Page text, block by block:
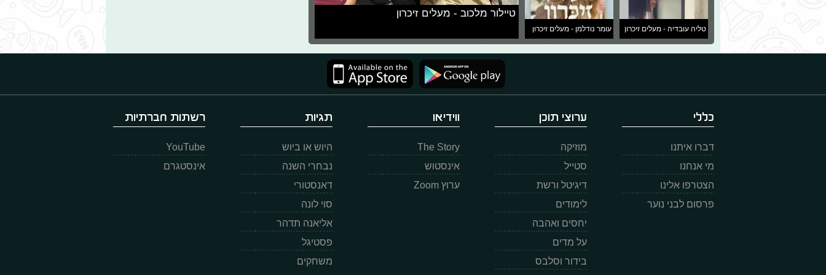
טליה עובדיה - מעלים זיכרון עומר נודלמן - מעלים זיכרון
טיילור מלכוב - מעלים זיכרון
כללי
דברו איתנו
מי אנחנו
הצטרפו אלינו
פרסום לבני נוער
ערוצי תוכן
מוזיקה
סטייל
דיגיטל ורשת
לימודים
יחסים ואהבה
על מדים
בידור וסלבס
ווידיאו
The Story
אינסטוש
ערוץ Zoom
תגיות
היוש או ביוש
נבחרי השנה
דאנסטורי
סוי לונה
אליאנה תדהר
פסטיגל
משחקים
רשתות חברתיות
YouTube
אינסטגרם